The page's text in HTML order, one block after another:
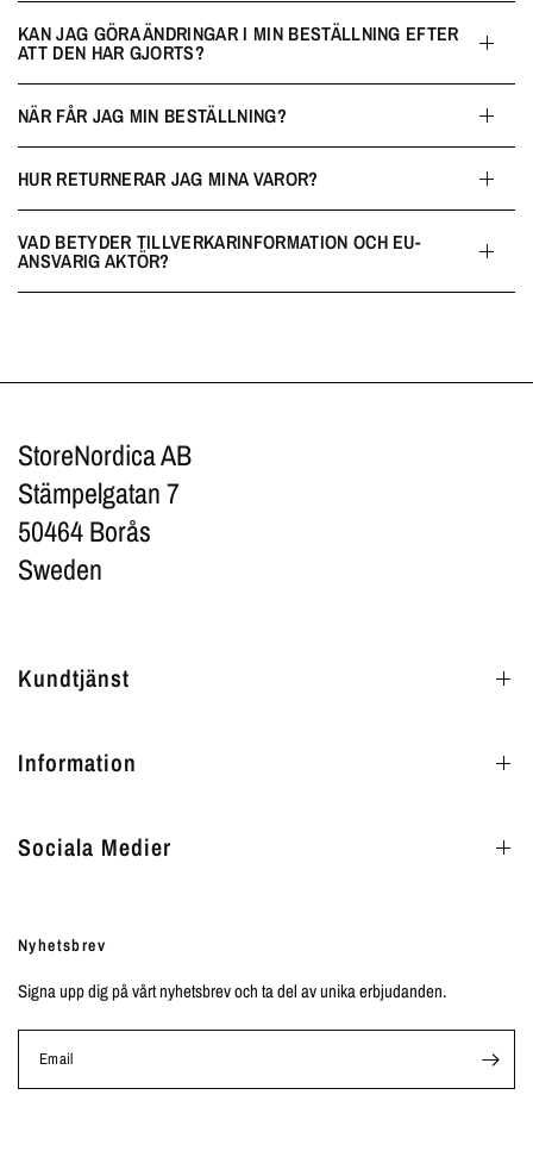
KAN JAG GÖRA ÄNDRINGAR I MIN BESTÄLLNING EFTER
ATT DEN HAR GJORTS?
NÄR FÅR JAG MIN BESTÄLLNING?
HUR RETURNERAR JAG MINA VAROR?
VAD BETYDER TILLVERKARINFORMATION OCH EU-
ANSVARIG AKTÖR?
StoreNordica AB
Stämpelgatan 7
50464 Borås
Sweden
Kundtjänst
Information
Sociala Medier
Nyhetsbrev
Signa upp dig på vårt nyhetsbrev och ta del av unika erbjudanden.
Email